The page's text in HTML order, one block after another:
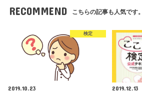
RECOMMEND こちらの記事も人気です。
検定
2019.10.23
2019.12.13